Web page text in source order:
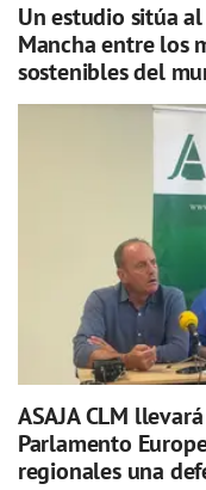
Un estudio sitúa
Mancha entre los
sostenibles del
ASAJA CLM
Parlamento
regionales una